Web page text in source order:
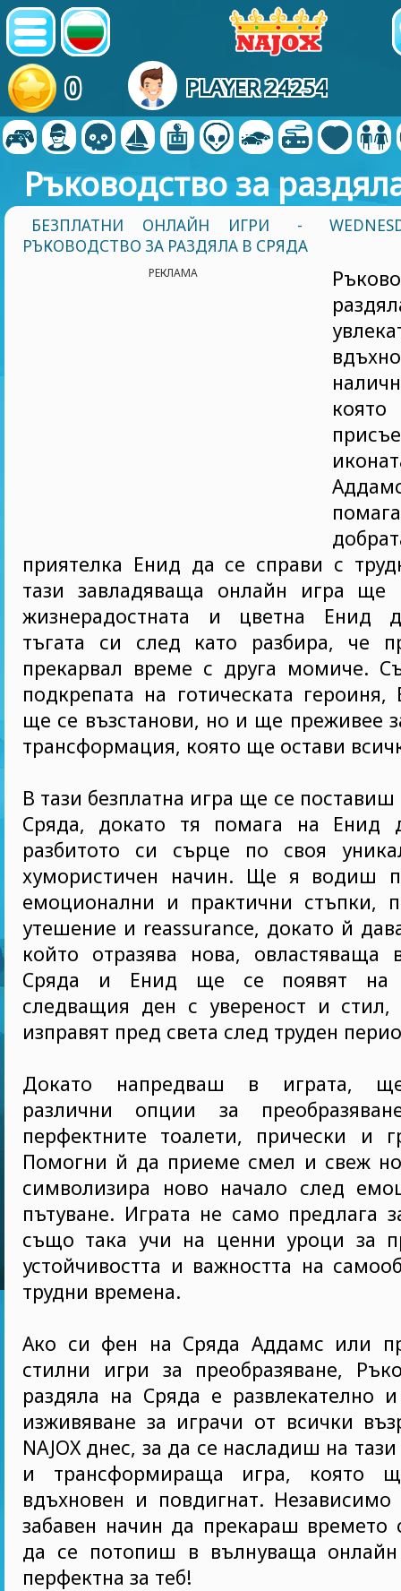
0 PLAYER 24254
Ръководство за
БЕЗПЛАТНИ ОНЛАЙН ИГРИ -
РЪКОВОДСТВО ЗА РАЗДЯЛА В СРЯДА
РЕКЛАМА
приятелка Енид да се справи с
тази завладяваща онлайн игра
жизнерадостната и цветна Енид
тъгата си след като разбира, че
прекарвал време с друга момиче.
подкрепата на готическата
ще се възстанови, но и ще преживее
трансформация, която ще остави
В тази безплатна игра ще се
Сряда, докато тя помага на Енид
разбитото си сърце по своя
хумористичен начин. Ще я водиш
емоционални и практични стъпки,
утешение и reassurance, докато й
който отразява нова, овластяваща
Сряда и Енид ще се появят на
следващия ден с увереност и стил,
изправят пред света след труден
Докато напредваш в играта,
различни опции за
перфектните тоалети, прически и
Помогни й да приеме смел и свеж
символизира ново начало след
пътуване. Играта не само предлага
също така учи на ценни уроци за
устойчивостта и важността на
трудни времена.
Ако си фен на Сряда Аддамс или
стилни игри за преобразяване,
раздяла на Сряда е развлекателно
изживяване за играчи от всички
NAJOX днес, за да се насладиш на
и трансформираща игра, която
вдъхновен и повдигнат.
забавен начин да прекараш
да се потопиш в вълнуваща
перфектна за теб!